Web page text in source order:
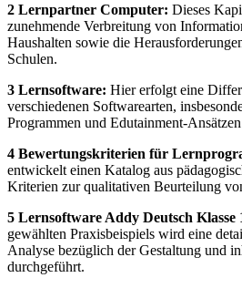
2 Lernpartner Computer: Dieses
zunehmende Verbreitung von
Haushalten sowie die
Schulen.
3 Lernsoftware: Hier erfolgt eine
verschiedenen Softwarearten,
Programmen und Edutainment-
4 Bewertungskriterien für
entwickelt einen Katalog aus
Kriterien zur qualitativen Beurteilung
5 Lernsoftware Addy Deutsch Klasse
gewählten Praxisbeispiels wird eine
Analyse bezüglich der Gestaltung und
durchgeführt.